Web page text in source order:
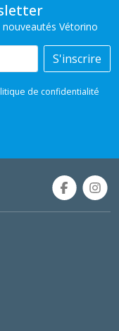
Vétorino
S'inscrire
de confidentialité